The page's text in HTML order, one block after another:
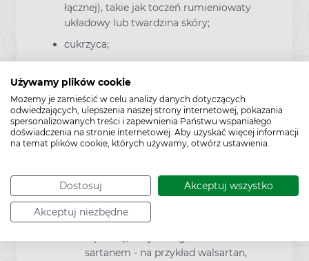
Używamy plików cookie
Możemy je zamieścić w celu analizy danych dotyczących
odwiedzających, ulepszenia naszej strony internetowej, pokazania
spersonalizowanych treści i zapewnienia Państwu wspaniałego
doświadczenia na stronie internetowej. Aby uzyskać więcej informacji
na temat plików cookie, których używamy, otwórz ustawienia.
Dostosuj Akceptuj wszystko
Akceptuj niezbędne
łącznej), takie jak toczeń rumieniowaty
układowy lub twardzina skóry;
cukrzyca;
stosowanie diety o małej zawartości sodu
lub zamienników soli kuchennej
zawierających potas (konieczne jest
monitorowanie stężenia potasu we krwi);
konieczność zwiększenia dawki u
pacjenta w podeszłym wieku;
jeśli pacjent przyjmuje którykolwiek z
poniższych leków, stosowanych w
leczeniu wysokiego ciśnienia tętniczego:
antagonistę receptora angiotensyny
sartanem - na przykład walsartan,